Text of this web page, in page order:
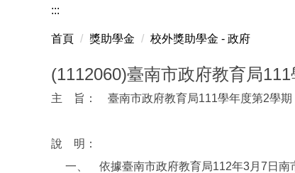
:::
首頁 獎助學金 校外獎助學金 - 政府
(1112060)臺南市政府教育局
主 旨： 臺南市政府教育局111學年度第2學期
說 明：
一、 依據臺南市政府教育局112年3月7日南